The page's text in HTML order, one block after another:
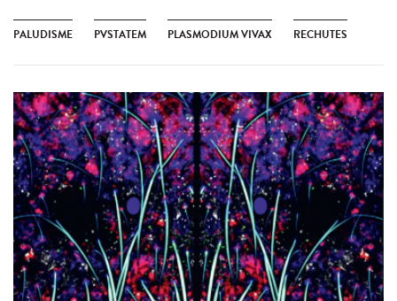
PALUDISME PVSTATEM PLASMODIUM VIVAX RECHUTES